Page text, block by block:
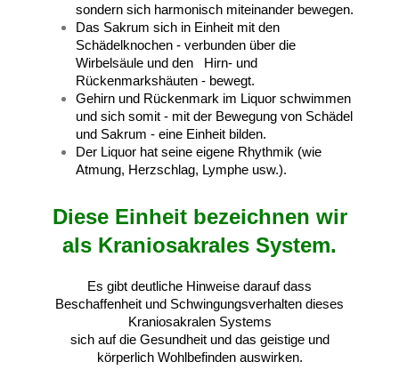
sondern sich harmonisch miteinander bewegen.
Das Sakrum sich in Einheit mit den
Schädelknochen - verbunden über die
Wirbelsäule und den
Hirn- und
Rückenmarkshäuten - bewegt.
Gehirn und Rückenmark im Liquor schwimmen
und sich somit - mit der Bewegung von Schädel
und Sakrum - eine Einheit bilden.
Der Liquor hat seine eigene Rhythmik (wie
Atmung, Herzschlag, Lymphe usw.).
Diese Einheit bezeichnen wir
als Kraniosakrales System.
Es gibt deutliche Hinweise darauf dass
Beschaffenheit und Schwingungsverhalten dieses
Kraniosakralen Systems
sich auf die Gesundheit und das geistige und
körperlich Wohlbefinden auswirken.